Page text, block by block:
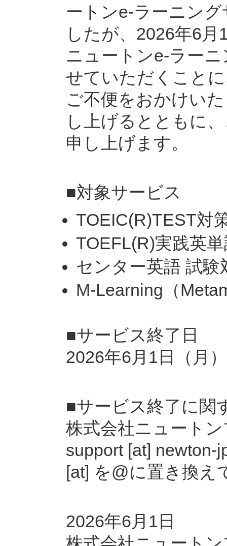
ートンe-ラーニン
したが、2026年6
ニュートンe-ラー
せていただくこと
ご不便をおかけい
し上げるとともに
申し上げます。
■対象サービス
TOEIC(R)TEST対
TOEFL(R)実践英
センター英語 試験
M-Learning（
■サービス終了日
2026年6月1日（月）
■サービス終了に関
株式会社ニュート
support [at] newton-
[at] を@に置き換え
2026年6月1日